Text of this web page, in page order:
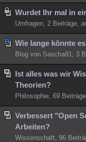
Lesenswert
Wurdet Ihr mal in
Umfragen, 2 Beiträge,
Wie lange könnte
Blog von Sascha81, 3
Ist alles was wir
Theorien?
Philosophie, 69
Verbessert "Open
Arbeiten?
Wissenschaft, 96